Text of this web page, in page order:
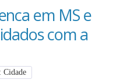
em MS e
com a
Cidade